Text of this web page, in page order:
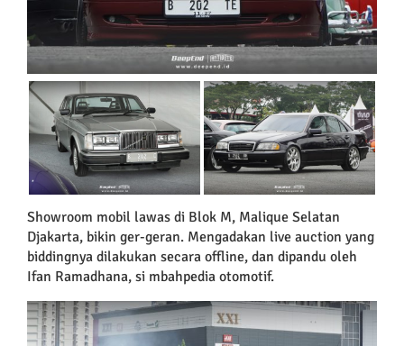
Showroom mobil lawas di Blok M, Malique Selatan
Djakarta, bikin ger-geran. Mengadakan live auction yang
biddingnya dilakukan secara offline, dan dipandu oleh
Ifan Ramadhana, si mbahpedia otomotif.